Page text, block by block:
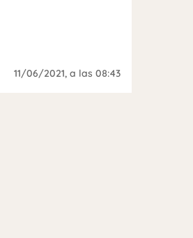
11/06/2021, a las 08:43